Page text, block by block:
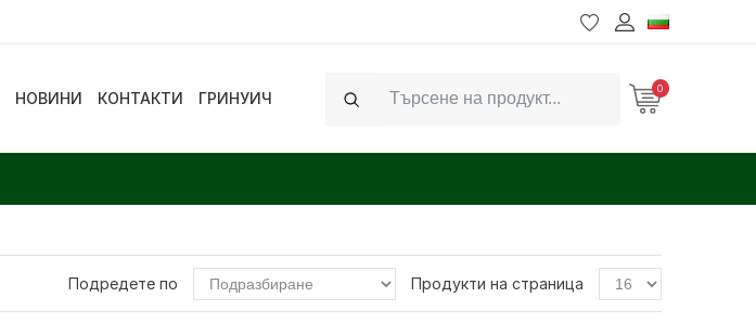
НОВИНИ КОНТАКТИ ГРИНУИЧ
Search
0
Подредете по Продукти на страница